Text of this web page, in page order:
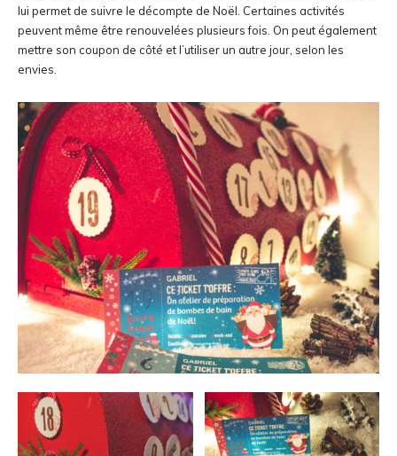
lui permet de suivre le décompte de Noël. Certaines activités
peuvent même être renouvelées plusieurs fois. On peut également
mettre son coupon de côté et l’utiliser un autre jour, selon les
envies.